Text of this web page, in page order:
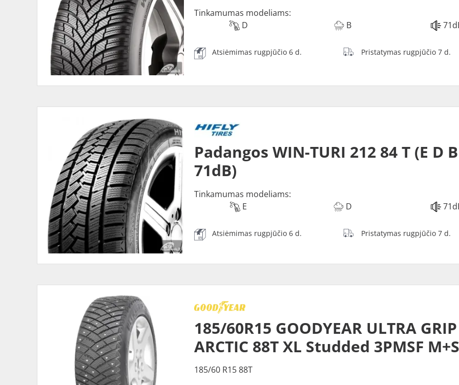
Tinkamumas modeliams:
D
B
Atsiėmimas rugpjūčio 6 d. Pristatymas rugpjūčio 7 d.
Padangos WIN-TURI 212 84 T (E D B
71dB)
Tinkamumas modeliams:
E
D
Atsiėmimas rugpjūčio 6 d. Pristatymas rugpjūčio 7 d.
185/60R15 GOODYEAR ULTRA
ARCTIC 88T XL Studded 3PMSF
185/60 R15 88T